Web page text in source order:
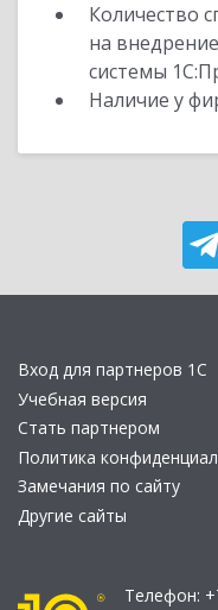
Количество
на
системы
Наличие у
Вход для партнеров 1С
Учебная версия
Стать партнером
Политика
Замечания по сайту
Другие сайты
Телефон: